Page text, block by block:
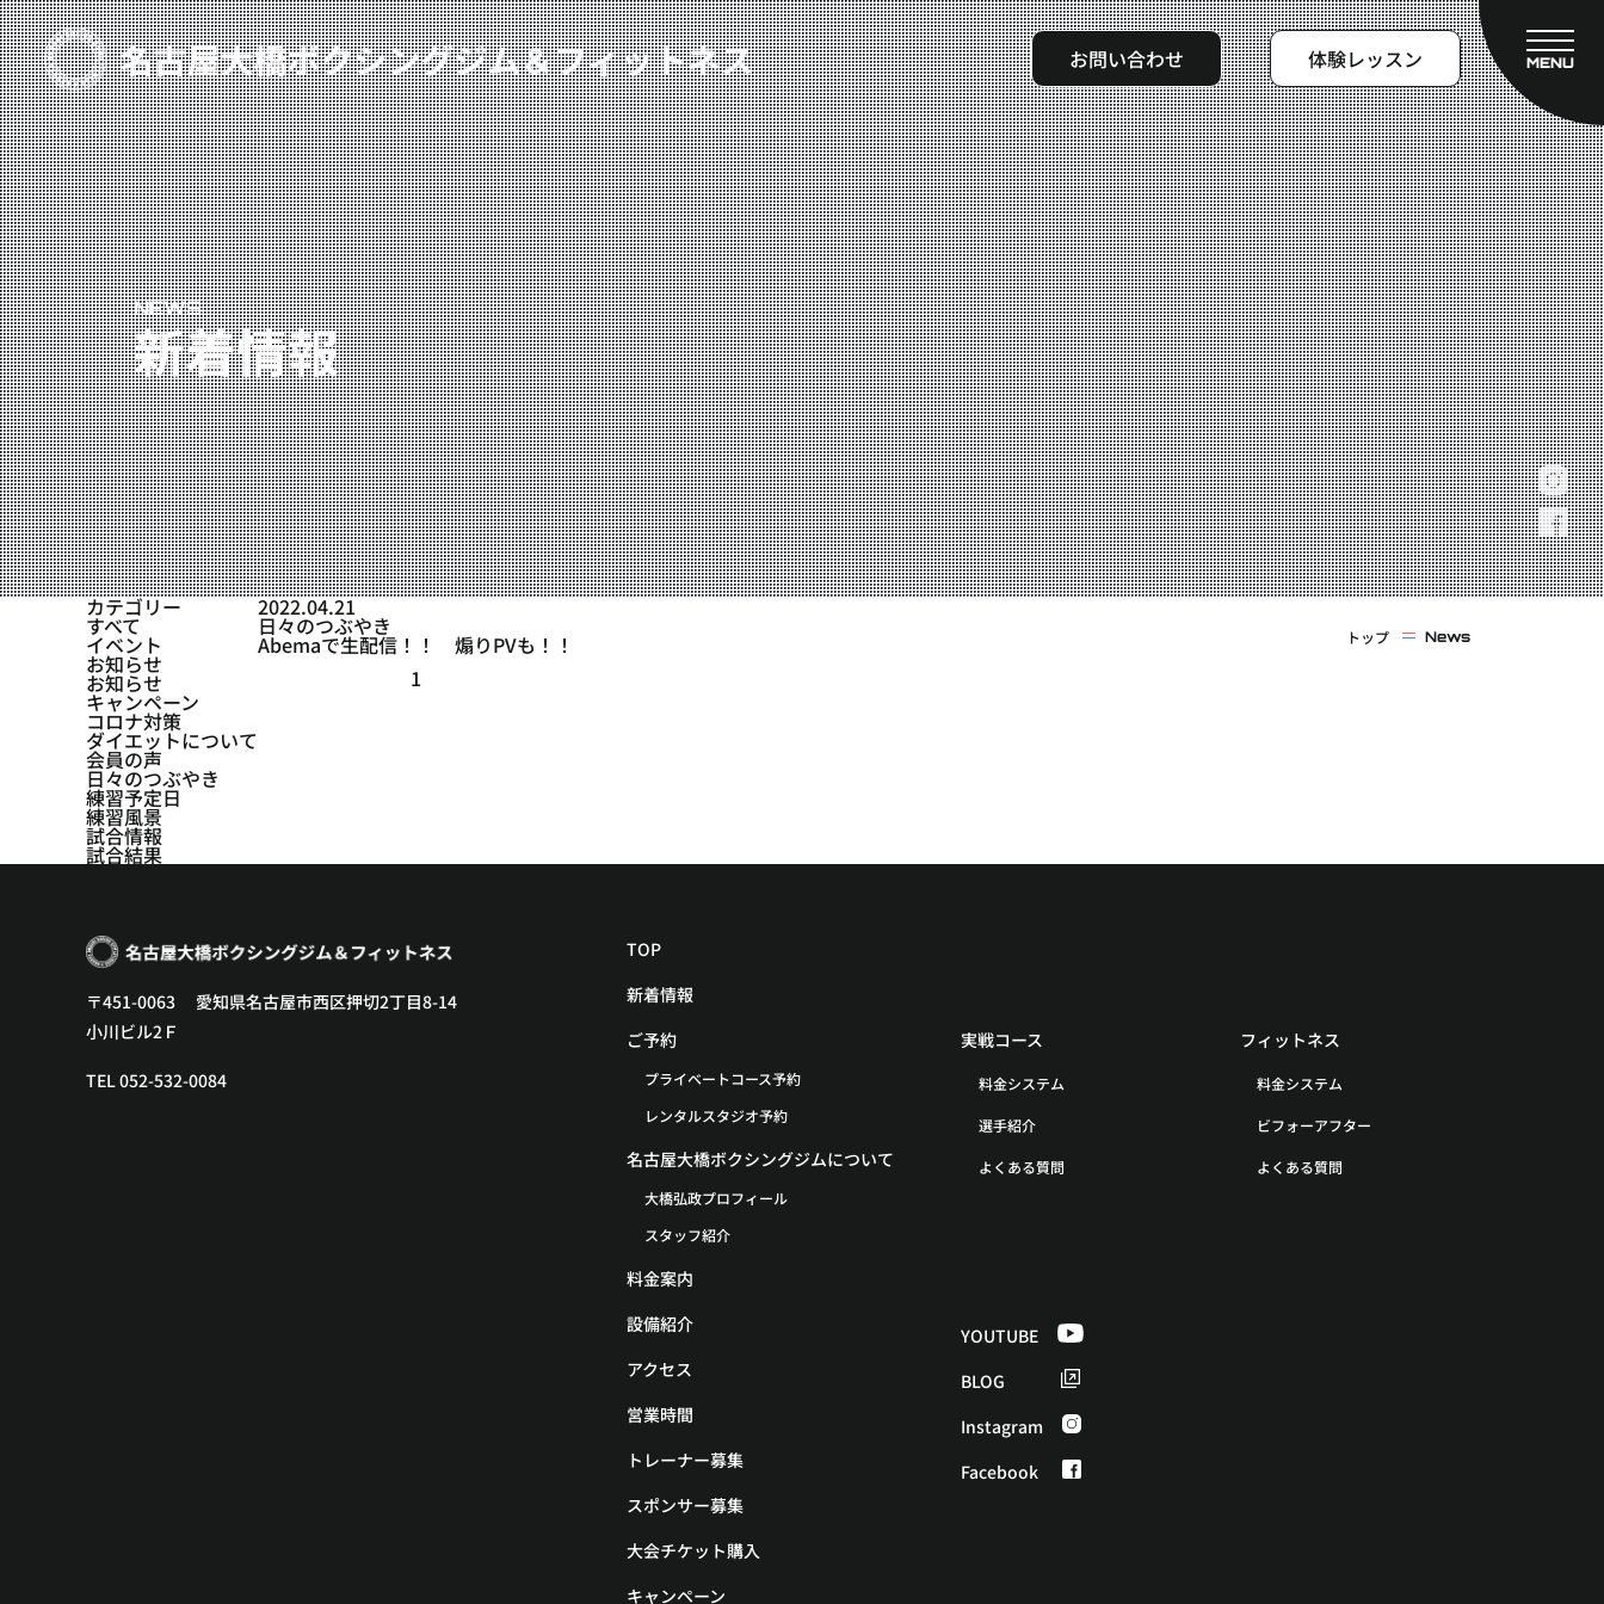
お問い合わせ 体験レッスン
MENU
TOP
新着情報
ご予約
プライベートコース予約
レンタルスタジオ予約
名古屋大橋ボクシングジムについて
大橋弘政プロフィール
スタッフ紹介
料金案内
設備紹介
アクセス
営業時間
トレーナー募集
スポンサー募集
大会チケット購入
キャンペーン
実戦コース
料金システム
選手紹介
よくある質問
フィットネスコース
料金システム
ビフォーアフター
よくある質問
NEWS
新着情報
トップ News
カテゴリー
すべて
イベント
お知らせ
お知らせ
キャンペーン
コロナ対策
ダイエットについて
会員の声
日々のつぶやき
練習予定日
練習風景
試合情報
試合結果
2022.04.21
日々のつぶやき
Abemaで生配信！！ 煽りPVも！！
1
〒451-0063 愛知県名古屋市西区押切2丁目8-14
小川ビル2Ｆ
TEL 052-532-0084
TOP
新着情報
ご予約
プライベートコース予約
レンタルスタジオ予約
名古屋大橋ボクシングジムについて
大橋弘政プロフィール
スタッフ紹介
料金案内
設備紹介
アクセス
営業時間
トレーナー募集
スポンサー募集
大会チケット購入
キャンペーン
実戦コース
料金システム
選手紹介
よくある質問
フィットネス
料金システム
ビフォーアフター
よくある質問
YOUTUBE
BLOG
Instagram
Facebook